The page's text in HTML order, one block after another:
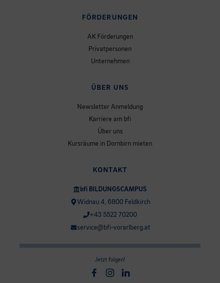
FÖRDERUNGEN
AK Förderungen
Privatpersonen
Unternehmen
ÜBER UNS
Newsletter Anmeldung
Karriere am bfi
Über uns
Kursräume in Dornbirn mieten
KONTAKT
bfi BILDUNGSCAMPUS
Widnau 4, 6800 Feldkirch
+43 5522 70200
service@bfi-vorarlberg.at
Jetzt folgen!
Facebook
Instagram
Linkedin